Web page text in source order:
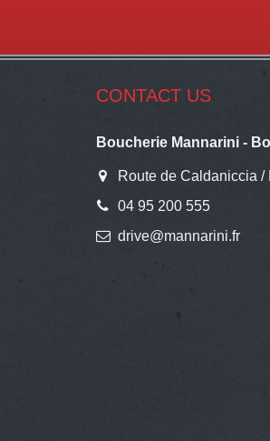
CONTACT US
Boucherie Mannarini -
Route de Caldaniccia /
04 95 200 555
drive@mannarini.fr